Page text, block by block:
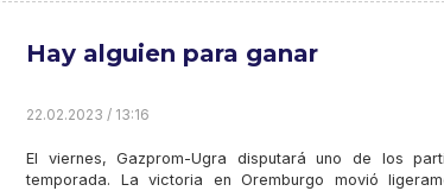
Hay alguien para ganar
22.02.2023 / 13:16
El viernes, Gazprom-Ugra disputará uno de los
temporada. La victoria en Oremburgo movió